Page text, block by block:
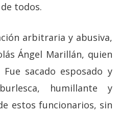
todos.
arbitraria y abusiva,
Ángel Marillán, quien
sacado esposado y
humillante y
estos funcionarios, sin